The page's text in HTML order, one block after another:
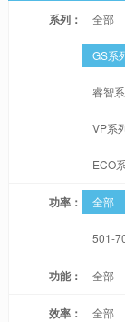
系列： 全部
GS系
睿智
VP系
ECO
功率： 全部
501-
功能： 全部
效率： 全部